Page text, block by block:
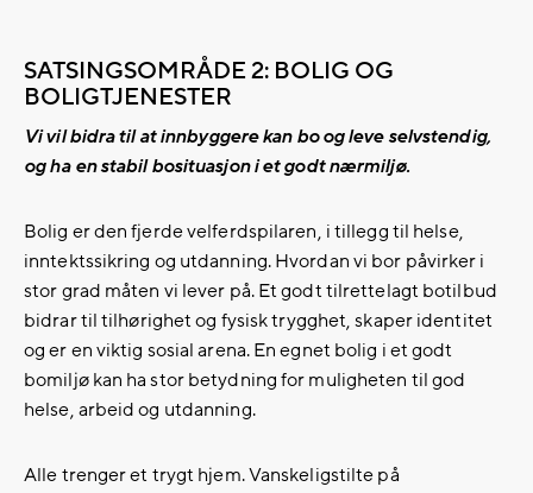
SATSINGSOMRÅDE 2: BOLIG OG
BOLIGTJENESTER
Vi vil bidra til at innbyggere kan bo og leve selvstendig,
og ha en stabil bosituasjon i et godt nærmiljø.
Bolig er den fjerde velferdspilaren, i tillegg til helse,
inntektssikring og utdanning. Hvordan vi bor påvirker i
stor grad måten vi lever på. Et godt tilrettelagt botilbud
bidrar til tilhørighet og fysisk trygghet, skaper identitet
og er en viktig sosial arena. En egnet bolig i et godt
bomiljø kan ha stor betydning for muligheten til god
helse, arbeid og utdanning.
Alle trenger et trygt hjem. Vanskeligstilte på